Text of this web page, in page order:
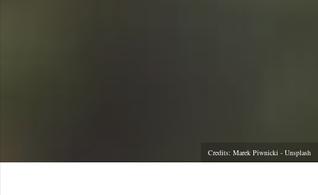
Credits: Marek Piwnicki - Unsplash